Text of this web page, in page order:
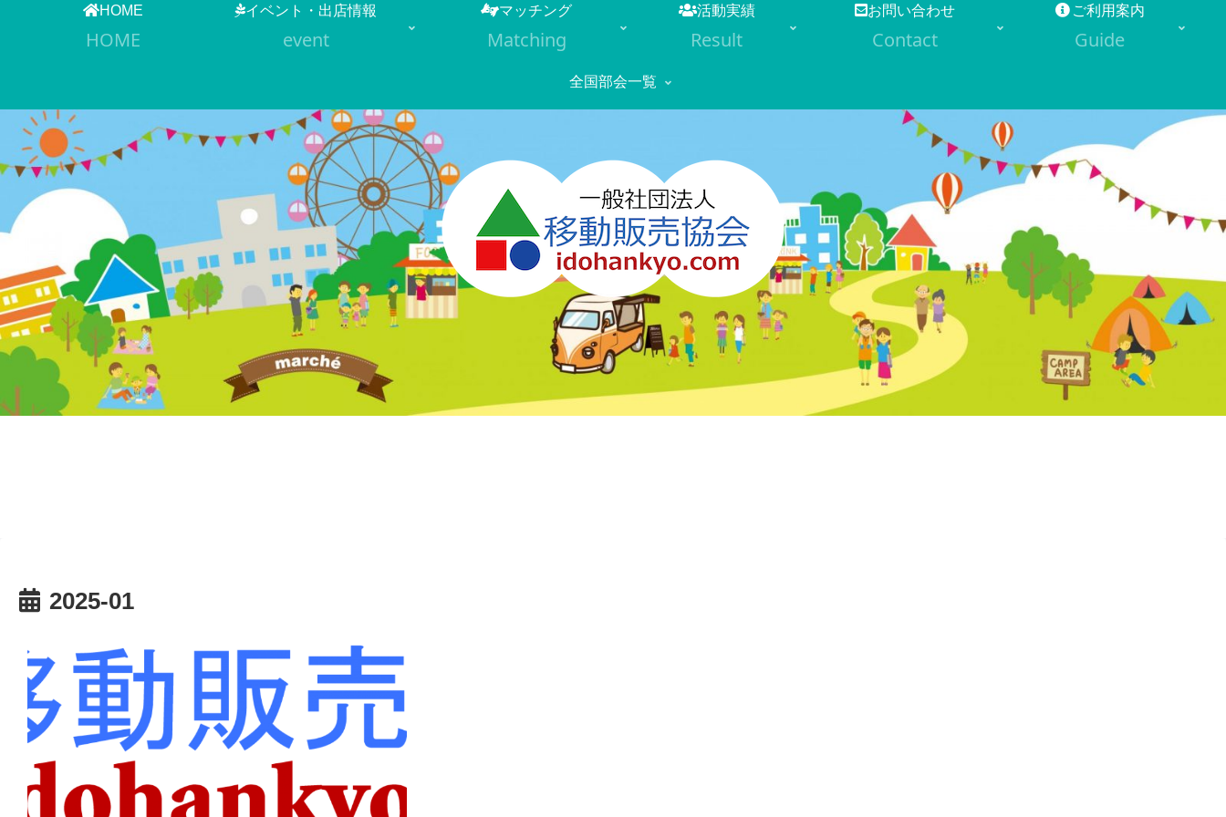
HOME
HOME
イベント・出店情報
event
マッチング
Matching
活動実績
Result
お問い合わせ
Contact
ご利用案内
Guide
全国部会一覧
2025-01